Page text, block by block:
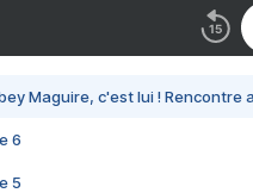
Maguire, c'est lui ! Rencontre
6
5